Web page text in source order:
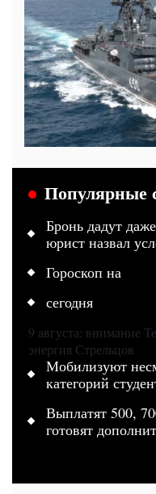
Популярные
Бронь дадут
юрист назвал
Гороскоп на
сегодня
9 августа: внимание
энергия Стрельцов
Мобилизуют
категорий
Выплатят 500,
готовят